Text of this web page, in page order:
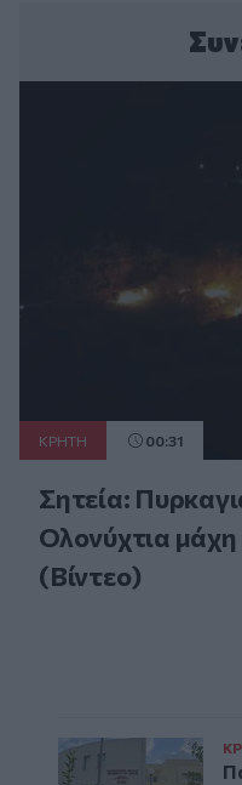
ΚΡΗΤΗ 00:31
Σητεία:
Ολονύχτια μάχη
(Βίντεο)